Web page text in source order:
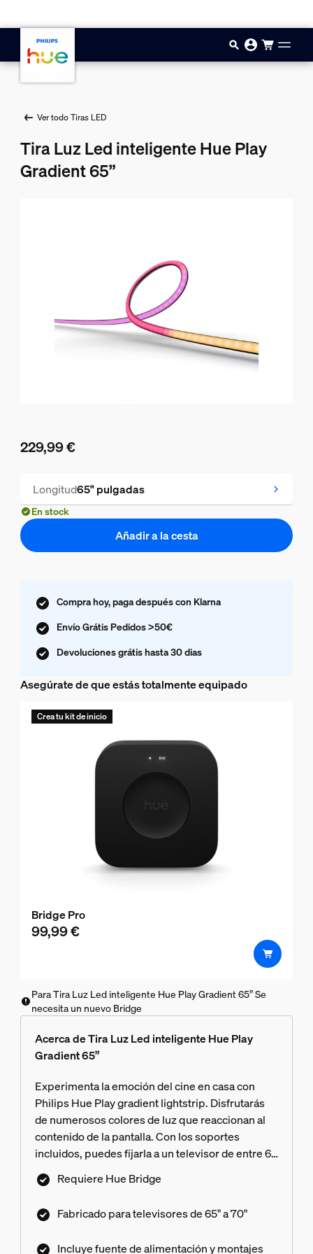
Ver todo Tiras LED
Tira Luz Led inteligente Hue Play
Gradient 65”
229,99 €
Longitud65" pulgadas
En stock
Añadir a la cesta
Compra hoy, paga después con Klarna
Envío Grátis Pedidos >50€
Devoluciones grátis hasta 30 dias
Asegúrate de que estás totalmente equipado
Crea tu kit de inicio
Bridge Pro
99,99 €
Para Tira Luz Led inteligente Hue Play Gradient 65” Se
necesita un nuevo Bridge
Acerca de Tira Luz Led inteligente Hue Play
Gradient 65”
Experimenta la emoción del cine en casa con
Philips Hue Play gradient lightstrip. Disfrutarás
de numerosos colores de luz que reaccionan al
contenido de la pantalla. Con los soportes
incluidos, puedes fijarla a un televisor de entre 65
y 75 pulgadas que esté colgado de la pared o
colocado sobre un mueble.
Requiere Hue Bridge
Fabricado para televisores de 65" a 70"
Incluye fuente de alimentación y montajes